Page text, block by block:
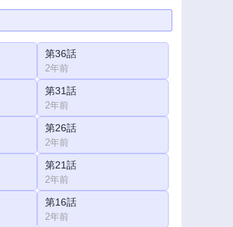
第36話
2年前
第31話
2年前
第26話
2年前
第21話
2年前
第16話
2年前